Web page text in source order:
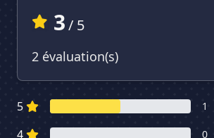
3/ 5
2 évaluation(s)
5 1
4 0